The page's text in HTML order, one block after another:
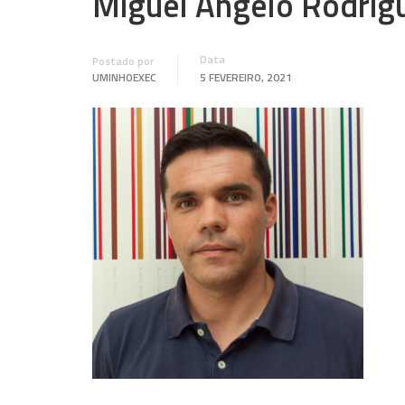
Postado por
UMINHOEXEC
Data
5 FEVEREIRO, 2021